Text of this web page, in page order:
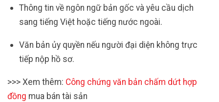
Thông tin về ngôn ngữ bản gốc và yêu cầu dịch
sang tiếng Việt hoặc tiếng nước ngoài.
Văn bản ủy quyền nếu người đại diện không trực
tiếp nộp hồ sơ.
>>> Xem thêm: Công chứng văn bản chấm dứt hợp
đồng mua bán tài sản